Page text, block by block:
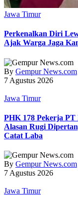
Jawa Timur
Perkenalkan Diri
Ajak Warga Jaga
By Gempur News.com
7 Agustus 2026
Jawa Timur
PHK 178 Pekerja
Alasan Rugi
Catat Laba
By Gempur News.com
7 Agustus 2026
Jawa Timur